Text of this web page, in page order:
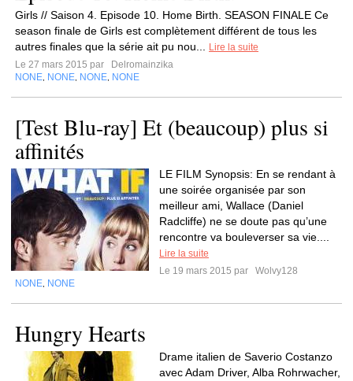
Girls // Saison 4. Episode 10. Home Birth. SEASON FINALE Ce
season finale de Girls est complètement différent de tous les
autres finales que la série ait pu nou...
Lire la suite
Le 27 mars 2015 par
Delromainzika
NONE NONE NONE NONE
[Test Blu-ray] Et (beaucoup) plus si
affinités
LE FILM Synopsis: En se rendant à
une soirée organisée par son
meilleur ami, Wallace (Daniel
Radcliffe) ne se doute pas qu’une
rencontre va bouleverser sa vie....
Lire la suite
Le 19 mars 2015 par
Wolvy128
NONE NONE
Hungry Hearts
Drame italien de Saverio Costanzo
avec Adam Driver, Alba Rohrwacher,